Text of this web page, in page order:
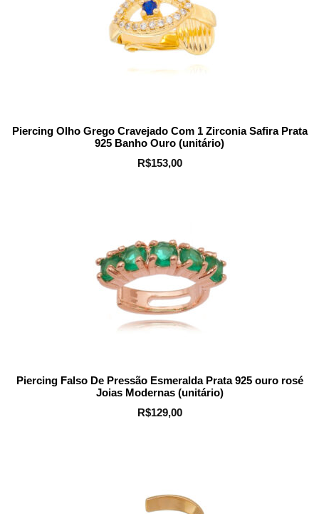
Piercing Olho Grego Cravejado Com 1 Zirconia Safira Prata
925 Banho Ouro (unitário)
R$153,00
Piercing Falso De Pressão Esmeralda Prata 925 ouro rosé
Joias Modernas (unitário)
R$129,00